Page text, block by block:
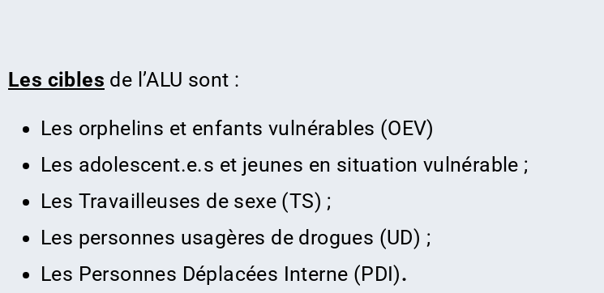
Les cibles de l’ALU sont :
Les orphelins et enfants vulnérables (OEV)
Les adolescent.e.s et jeunes en situation vulnérable ;
Les Travailleuses de sexe (TS) ;
Les personnes usagères de drogues (UD) ;
Les Personnes Déplacées Interne (PDI).